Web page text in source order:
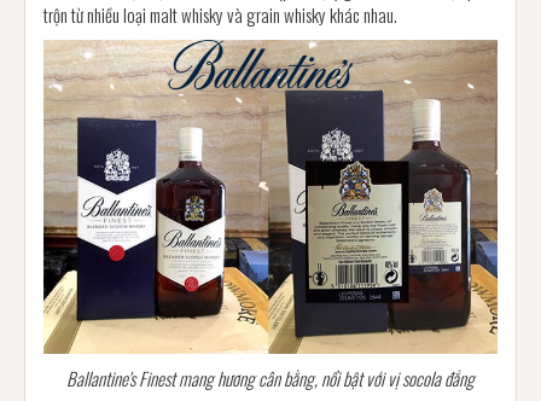
trộn từ nhiều loại malt whisky và grain whisky khác nhau.
Ballantine's Finest mang hương cân bằng, nổi bật với vị socola đắng